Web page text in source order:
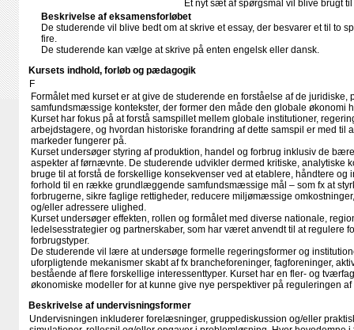
Et nyt sæt af spørgsmål vil blive brugt
Beskrivelse af eksamensforløbet
De studerende vil blive bedt om at skrive et essay, der besvarer et til to
fire.
De studerende kan vælge at skrive på enten engelsk eller dansk.
Kursets indhold, forløb og pædagogik
F
Formålet med kurset er at give de studerende en forståelse af de juridiske,
samfundsmæssige kontekster, der former den måde den globale økonomi
Kurset har fokus på at forstå samspillet mellem globale institutioner,
arbejdstagere, og hvordan historiske forandring af dette samspil er med til
markeder fungerer på.
Kurset undersøger styring af produktion, handel og forbrug inklusiv de
aspekter af førnævnte. De studerende udvikler dermed kritiske, analytiske
bruge til at forstå de forskellige konsekvenser ved at etablere, håndtere og
forhold til en række grundlæggende samfundsmæssige mål – som fx at
forbrugerne, sikre faglige rettigheder, reducere miljømæssige
og/eller adressere ulighed.
Kurset undersøger effekten, rollen og formålet med diverse nationale,
ledelsesstrategier og partnerskaber, som har været anvendt til at regulere
forbrugstyper.
De studerende vil lære at undersøge formelle regeringsformer og
uforpligtende mekanismer skabt af fx brancheforeninger, fagforeninger,
bestående af flere forskellige interessenttyper. Kurset har en fler- og
økonomiske modeller for at kunne give nye perspektiver på reguleringen
Beskrivelse af undervisningsformer
Undervisningen inkluderer forelæsninger, gruppediskussion og/eller